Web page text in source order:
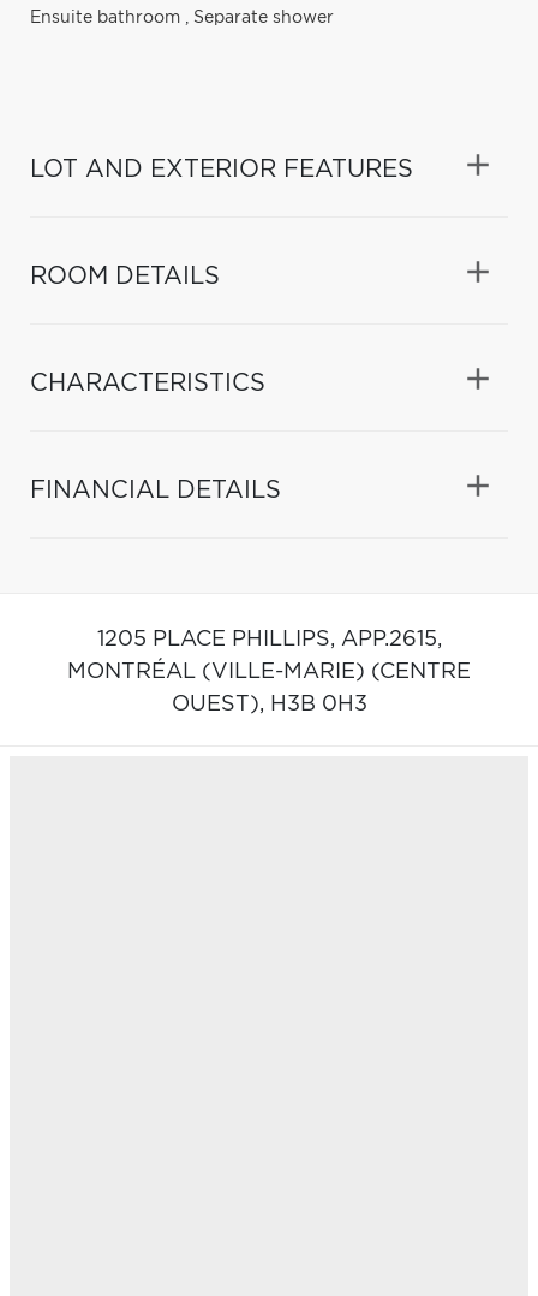
Ensuite bathroom , Separate shower
LOT AND EXTERIOR FEATURES
ROOM DETAILS
CHARACTERISTICS
FINANCIAL DETAILS
1205 PLACE PHILLIPS, APP.2615,
MONTRÉAL (VILLE-MARIE) (CENTRE
OUEST), H3B 0H3